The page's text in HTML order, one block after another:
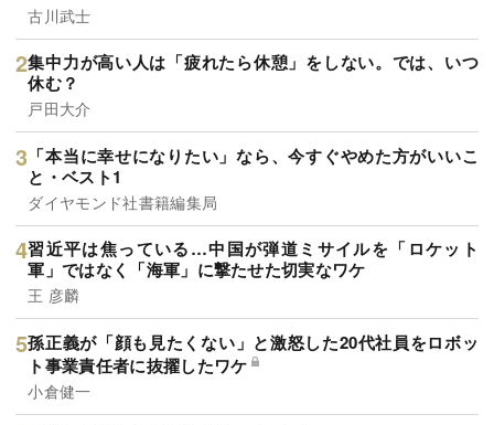
古川武士
集中力が高い人は「疲れたら休憩」をしない。では、いつ
休む？
戸田大介
「本当に幸せになりたい」なら、今すぐやめた方がいいこ
と・ベスト1
ダイヤモンド社書籍編集局
習近平は焦っている…中国が弾道ミサイルを「ロケット
軍」ではなく「海軍」に撃たせた切実なワケ
王 彦麟
孫正義が「顔も見たくない」と激怒した20代社員をロボッ
ト事業責任者に抜擢したワケ
小倉健一